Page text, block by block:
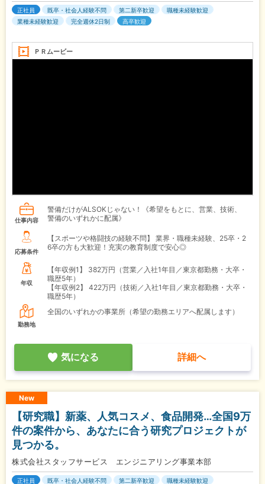
正社員 既卒・社会人経験不問 第二新卒歓迎
職種未経験歓迎
業種未経験歓迎
完全週休2日制 高卒歓迎
ＰＲムービー
仕事内容
警備だけがALSOKじゃない！《希望をもとに、営業、技術、
警備のいずれかに配属》
応募条件
【スポーツや格闘技の経験不問】 業界・職種未経験、25卒・2
6卒の方も大歓迎！充実の教育制度で安心◎
年収
【年収例1】
382万円（営業／入社1年目／東京都勤務・大卒・
職歴5年）
【年収例2】
422万円（技術／入社1年目／東京都勤務・大卒・
職歴5年）
勤務地
全国のいずれかの事業所（希望の勤務エリアへ配属します）
気になる 詳細へ
New
【研究職】新薬、人気コスメ、食品開発…全国9万
件の案件から、あなたに合う研究プロジェクトが
見つかる。
株式会社スタッフサービス エンジニアリング事業本部
正社員 既卒・社会人経験不問 第二新卒歓迎 職種未経験歓迎